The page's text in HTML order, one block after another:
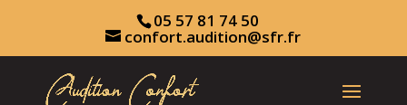
05 57 81 74 50
confort.audition@sfr.fr